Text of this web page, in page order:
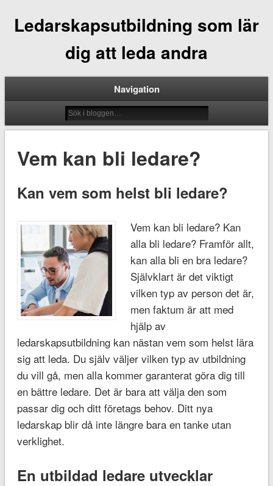
Ledarskapsutbildning som lär
dig att leda andra
Navigation
Vem kan bli ledare?
Kan vem som helst bli ledare?
Vem kan bli ledare? Kan
alla bli ledare? Framför allt,
kan alla bli en bra ledare?
Självklart är det viktigt
vilken typ av person det är,
men faktum är att med
hjälp av
ledarskapsutbildning kan nästan vem som helst lära
sig att leda. Du själv väljer vilken typ av utbildning
du vill gå, men alla kommer garanterat göra dig till
en bättre ledare. Det är bara att välja den som
passar dig och ditt företags behov. Ditt nya
ledarskap blir då inte längre bara en tanke utan
verklighet.
En utbildad ledare utvecklar